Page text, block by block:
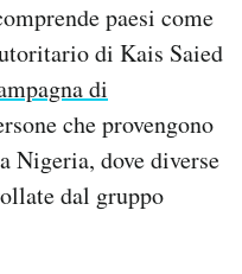
paesi come
di Kais Saied
di
che provengono
Nigeria, dove diverse
dal gruppo